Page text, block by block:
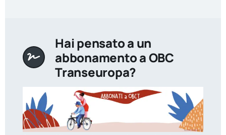
Hai pensato a un
abbonamento a OBC
Transeuropa?